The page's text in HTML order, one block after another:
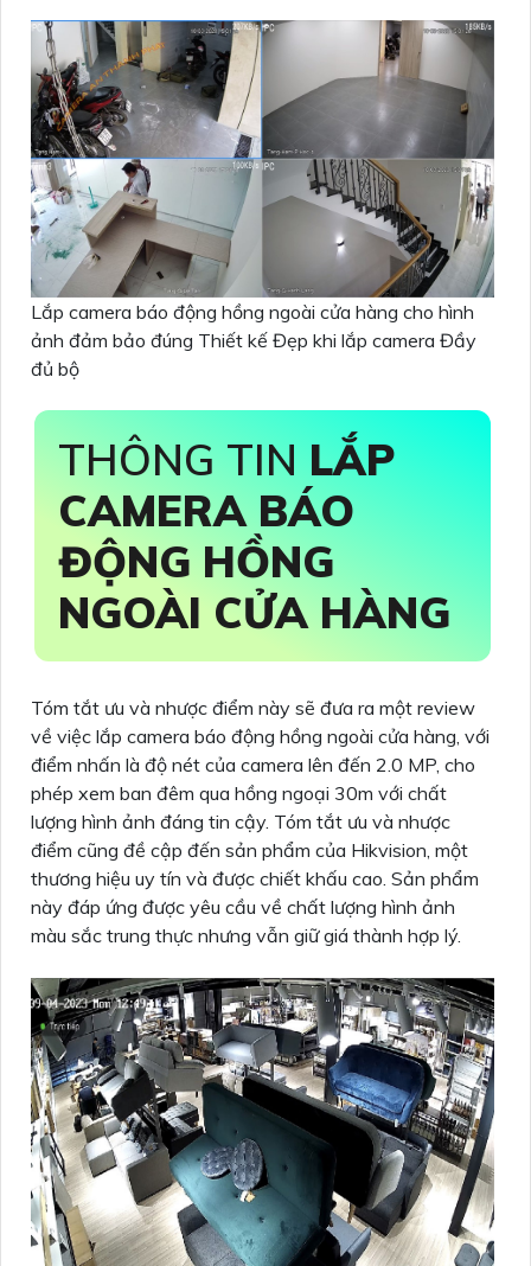
Lắp camera báo động hồng ngoài cửa hàng cho hình
ảnh đảm bảo đúng Thiết kế Đẹp khi lắp camera Đầy
đủ bộ
THÔNG TIN LẮP
CAMERA BÁO
ĐỘNG HỒNG
NGOÀI CỬA HÀNG
Tóm tắt ưu và nhược điểm này sẽ đưa ra một review
về việc lắp camera báo động hồng ngoài cửa hàng, với
điểm nhấn là độ nét của camera lên đến 2.0 MP, cho
phép xem ban đêm qua hồng ngoại 30m với chất
lượng hình ảnh đáng tin cậy. Tóm tắt ưu và nhược
điểm cũng đề cập đến sản phẩm của Hikvision, một
thương hiệu uy tín và được chiết khấu cao. Sản phẩm
này đáp ứng được yêu cầu về chất lượng hình ảnh
màu sắc trung thực nhưng vẫn giữ giá thành hợp lý.